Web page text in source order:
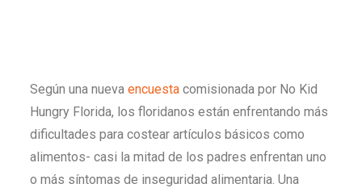
Según una nueva encuestacomisionada por No Kid
Hungry Florida, los floridanos están enfrentando más
dificultades para costear artículos básicos como
alimentos- casi la mitad de los padres enfrentan uno
o más síntomas de inseguridad alimentaria. Una